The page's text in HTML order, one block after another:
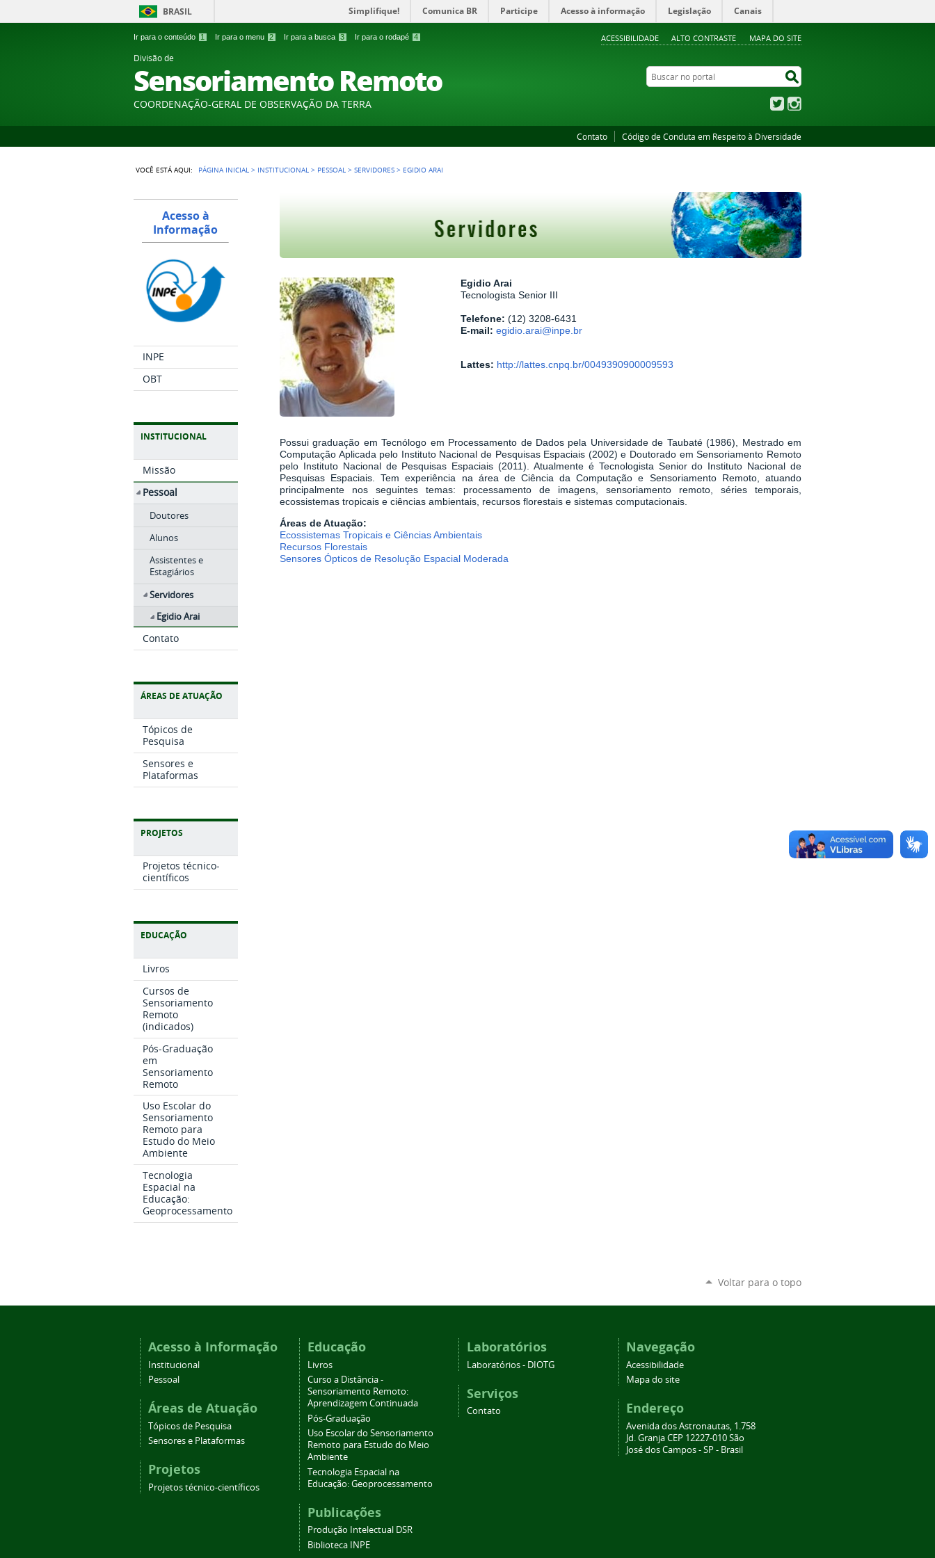
Ir para o conteúdo 1 Ir para o menu 2 Ir para a busca 3 Ir para o rodapé 4 ACESSIBILIDADE ALTO CONTRASTE MAPA DO SITE
BRASIL Simplifique! Comunica BR Participe Acesso à informação Legislação Canais
Divisão de
Sensoriamento Remoto
COORDENAÇÃO-GERAL DE OBSERVAÇÃO DA TERRA
Buscar no portal
Twitter
Contato Código de Conduta em Respeito à Diversidade
VOCÊ ESTÁ AQUI: PÁGINA INICIAL > INSTITUCIONAL > PESSOAL >SERVIDORES > EGIDIO ARAI
Acesso à
Informação
INPE
OBT
INSTITUCIONAL
Missão
Pessoal
Doutores
Alunos
Assistentes e
Estagiários
Servidores
Egidio Arai
Contato
ÁREAS DE ATUAÇÃO
Tópicos de
Pesquisa
Sensores e
Plataformas
PROJETOS
Projetos técnico-
científicos
EDUCAÇÃO
Livros
Cursos de
Sensoriamento
Remoto
(indicados)
Pós-Graduação
em
Sensoriamento
Remoto
Uso Escolar do
Sensoriamento
Remoto para
Estudo do Meio
Ambiente
Tecnologia
Espacial na
Educação:
Geoprocessamento
Egidio Arai
Tecnologista Senior III
Telefone: (12) 3208-6431
E-mail: egidio.arai@inpe.br
Lattes: http://lattes.cnpq.br/0049390900009593
Possui graduação em Tecnólogo em Processamento de Dados pela Universidade de Taubaté (1986), Mestrado em
Computação Aplicada pelo Instituto Nacional de Pesquisas Espaciais (2002) e Doutorado em Sensoriamento Remoto
pelo Instituto Nacional de Pesquisas Espaciais (2011). Atualmente é Tecnologista Senior do Instituto Nacional de
Pesquisas Espaciais. Tem experiência na área de Ciência da Computação e Sensoriamento Remoto, atuando
principalmente nos seguintes temas: processamento de imagens, sensoriamento remoto, séries temporais,
ecossistemas tropicais e ciências ambientais, recursos florestais e sistemas computacionais.
Áreas de Atuação:
Ecossistemas Tropicais e Ciências Ambientais
Recursos Florestais
Sensores Ópticos de Resolução Espacial Moderada
Voltar para o topo
Acesso à Informação
Institucional
Pessoal
Áreas de Atuação
Tópicos de Pesquisa
Sensores e Plataformas
Projetos
Projetos técnico-científicos
Educação
Livros
Curso a Distância -
Sensoriamento Remoto:
Aprendizagem Continuada
Pós-Graduação
Uso Escolar do Sensoriamento
Remoto para Estudo do Meio
Ambiente
Tecnologia Espacial na
Educação: Geoprocessamento
Publicações
Produção Intelectual DSR
Biblioteca INPE
Laboratórios
Laboratórios - DIOTG
Serviços
Contato
Navegação
Acessibilidade
Mapa do site
Endereço
Avenida dos Astronautas, 1.758
Jd. Granja CEP 12227-010 São
José dos Campos - SP - Brasil